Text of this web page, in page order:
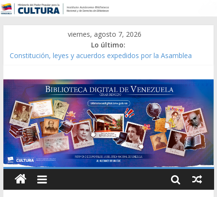
viernes, agosto 7, 2026
Lo último:
Constitución, leyes y acuerdos expedidos por la Asamblea
Modesta Bor Sánchez [material gráfico]
Gaceta Oficial de la República de Venezuela año CXXXIII Mes V,
Caracas 09 de marzo de 2006 N° 38.394
Catálogo temático de obras de Modesta Bor